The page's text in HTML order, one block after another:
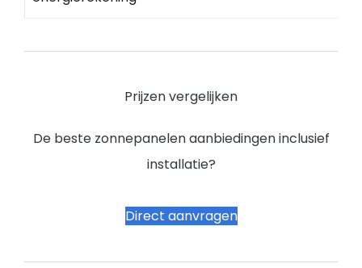
Prijzen vergelijken
De beste zonnepanelen aanbiedingen inclusief
installatie?
Direct aanvragen